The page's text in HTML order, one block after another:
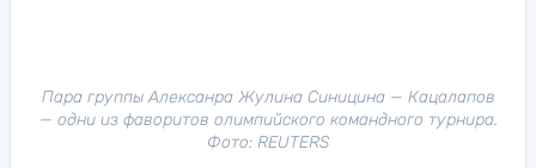
Пара группы Алексанра Жулина Синицина — Кацалапов
— одни из фаворитов олимпийского командного турнира.
Фото: REUTERS